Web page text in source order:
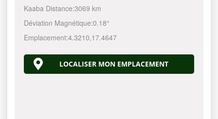
Kaaba Distance:3069 km
Déviation Magnétique:0.18°
Emplacement:4.3210,17.4647
LOCALISER MON EMPLACEMENT